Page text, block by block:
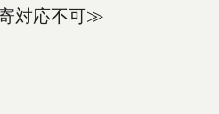
対応不可≫